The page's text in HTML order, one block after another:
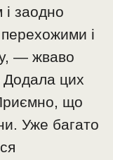
заодно
і
— жваво
Додала цих
що
Уже багато